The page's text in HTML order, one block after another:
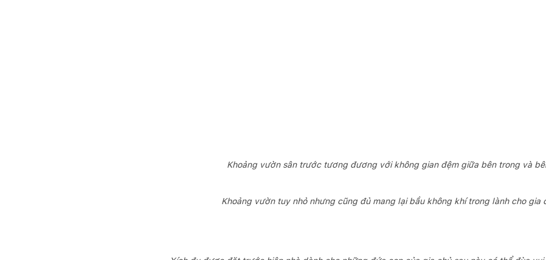
Khoảng vườn sân trước tương đương với không gian đệm giữa bên trong và
Khoảng vườn tuy nhỏ nhưng cũng đủ mang lại bầu không khí trong lành cho gia